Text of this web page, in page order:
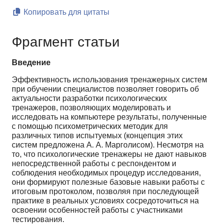
Копировать для цитаты
Фрагмент статьи
Введение
Эффективность использования тренажерных систем
при обучении специалистов позволяет говорить об
актуальности разработки психологических
тренажеров, позволяющих моделировать и
исследовать на компьютере результаты, полученные
с помощью психометрических методик для
различных типов испытуемых (концепция этих
систем предложена А. А. Марголисом). Несмотря на
то, что психологические тренажеры не дают навыков
непосредственной работы с респондентом и
соблюдения необходимых процедур исследования,
они формируют полезные базовые навыки работы с
итоговым протоколом, позволяя при последующей
практике в реальных условиях сосредоточиться на
освоении особенностей работы с участниками
тестирования.